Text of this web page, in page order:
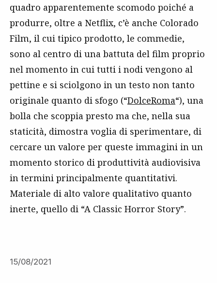
quadro apparentemente scomodo poiché a
produrre, oltre a Netflix, c’è anche Colorado
Film, il cui tipico prodotto, le commedie,
sono al centro di una battuta del film proprio
nel momento in cui tutti i nodi vengono al
pettine e si sciolgono in un testo non tanto
originale quanto di sfogo (“DolceRoma“), una
bolla che scoppia presto ma che, nella sua
staticità, dimostra voglia di sperimentare, di
cercare un valore per queste immagini in un
momento storico di produttività audiovisiva
in termini principalmente quantitativi.
Materiale di alto valore qualitativo quanto
inerte, quello di “A Classic Horror Story”.
15/08/2021